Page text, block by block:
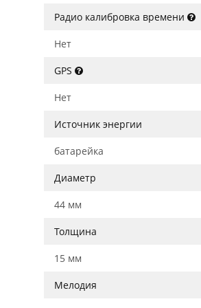
Радио калибровка времени
Нет
GPS
Нет
Источник энергии
батарейка
Диаметр
44 мм
Толщина
15 мм
Мелодия